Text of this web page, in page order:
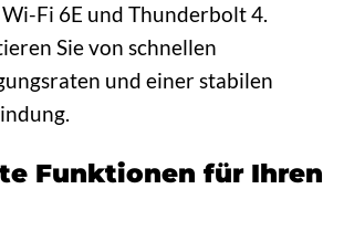
Fi 6E und Thunderbolt 4.
Sie von schnellen
und einer stabilen
Funktionen für Ihren